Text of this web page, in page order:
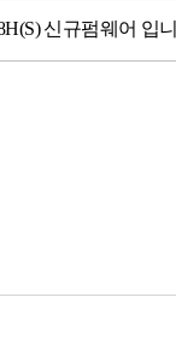
신규펌웨어 입